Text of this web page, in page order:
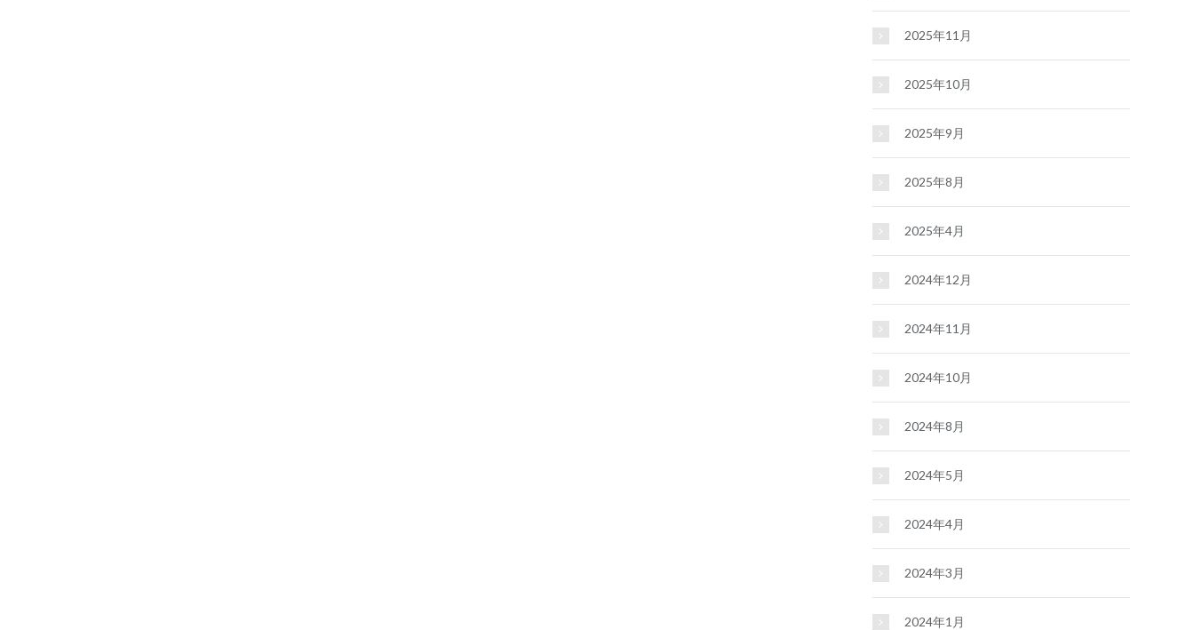
2025年11月
2025年10月
2025年9月
2025年8月
2025年4月
2024年12月
2024年11月
2024年10月
2024年8月
2024年5月
2024年4月
2024年3月
2024年1月